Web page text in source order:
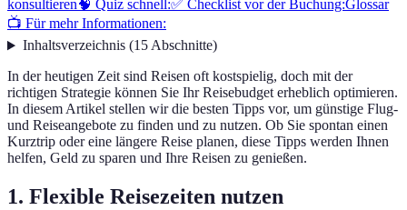
konsultieren🧠 Quiz schnell:✅ Checklist vor der Buchung:Glossar
📺 Für mehr Informationen:
Inhaltsverzeichnis(15Abschnitte)
In der heutigen Zeit sind Reisen oft kostspielig, doch mit der
richtigen Strategie können Sie Ihr Reisebudget erheblich optimieren.
In diesem Artikel stellen wir die besten Tipps vor, um günstige Flug-
und Reiseangebote zu finden und zu nutzen. Ob Sie spontan einen
Kurztrip oder eine längere Reise planen, diese Tipps werden Ihnen
helfen, Geld zu sparen und Ihre Reisen zu genießen.
1. Flexible Reisezeiten nutzen